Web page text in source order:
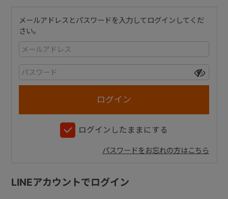
メールアドレスとパスワードを入力してログインしてくだ
さい。
ログインしたままにする
パスワードをお忘れの方はこちら
LINEアカウントでログイン